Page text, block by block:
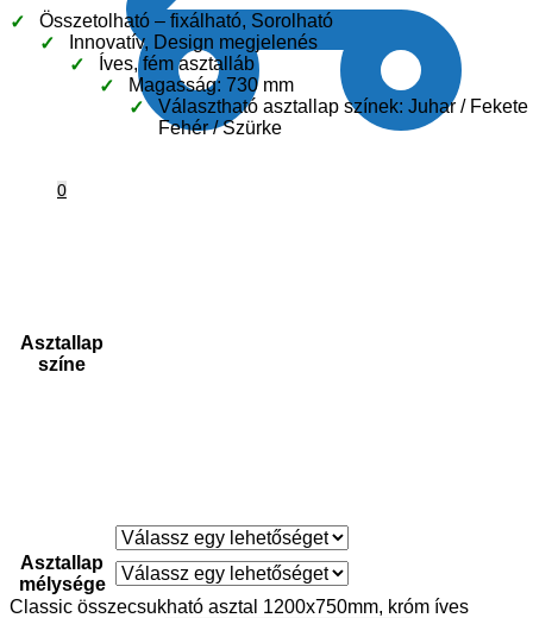
0
Összetolható – fixálható, Sorolható
Innovatív, Design megjelenés
Íves, fém asztalláb
Magasság: 730 mm
Választható asztallap színek: Juhar / Fekete
Fehér / Szürke
Asztallap
színe
Asztallap
mélysége
Classic összecsukható asztal 1200x750mm, króm íves